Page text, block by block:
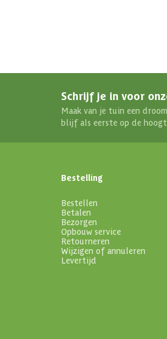
Schrijf je in voor
Maak van je tuin een
blijf als eerste op de
Bestelling
Bestellen
Betalen
Bezorgen
Opbouw service
Retourneren
Wijzigen of annuleren
Levertijd